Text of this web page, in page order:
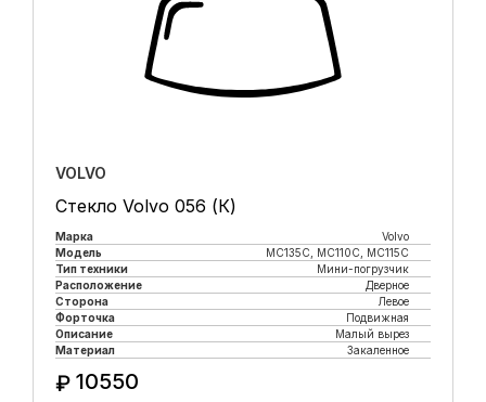
VOLVO
Стекло Volvo 056 (К)
Марка
Volvo
Модель
MC135C, MC110C, MC115C
Тип техники
Мини-погрузчик
Расположение
Дверное
Сторона
Левое
Форточка
Подвижная
Описание
Малый вырез
Материал
Закаленное
₽ 10550